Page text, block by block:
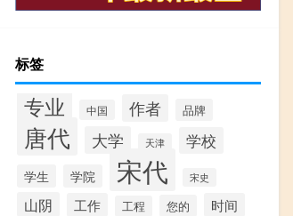
标签
专业 中国 作者 品牌
唐代 大学 天津 学校
学生 学院 宋代 宋史
山阴 工作 工程 您的 时间